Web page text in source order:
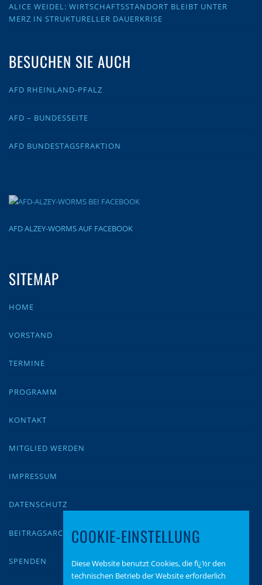
ALICE WEIDEL: WIRTSCHAFTSSTANDORT BLEIBT UNTER
MERZ IN STRUKTURELLER DAUERKRISE
BESUCHEN SIE AUCH
AFD RHEINLAND-PFALZ
AFD – BUNDESSEITE
AFD BUNDESTAGSFRAKTION
AFD ALZEY-WORMS AUF FACEBOOK
SITEMAP
HOME
VORSTAND
TERMINE
PROGRAMM
KONTAKT
MITGLIED WERDEN
IMPRESSUM
DATENSCHUTZ
BEITRAGSARCHIV
SPENDEN
COOKIE-EINSTELLUNG
Diese Website benutzt Cookies, die fï¿½r den
technischen Betrieb der Website erforderlich